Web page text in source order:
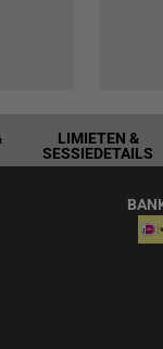
LIMIETEN &
SESSIEDETAILS